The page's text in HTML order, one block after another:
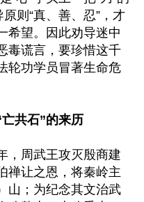
则“真、善、忍”，才
希望。因此劝导迷中
毒谎言，要珍惜这千
轮功学员冒著生命危
亡共石”的来历
，周武王攻灭殷商建
禅让之恩，将秦岭主
山；为纪念其文治武